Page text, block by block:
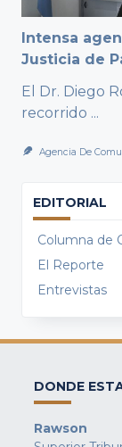
Intensa
Justicia de
El Dr. Diego
recorrido ...
Agencia De
EDITORIAL
Columna de
El Reporte
Entrevistas
DONDE
Rawson